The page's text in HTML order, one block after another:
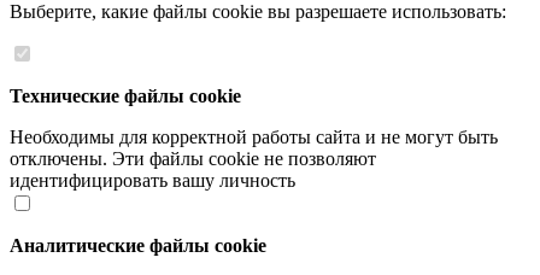
Выберите, какие файлы cookie вы разрешаете использовать:
Технические файлы cookie
Необходимы для корректной работы сайта и не могут быть
отключены. Эти файлы cookie не позволяют
идентифицировать вашу личность
Аналитические файлы cookie